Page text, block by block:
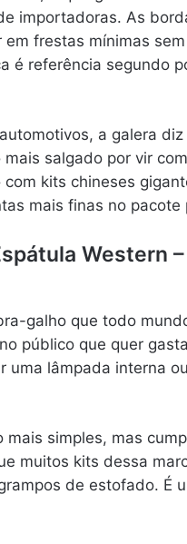
importadoras. As
frestas mínimas
é referência segundo
a galera
salgado por vir
kits chineses
mais finas no pacote
Western
galho que todo
público que quer
uma lâmpada interna
simples, mas
muitos kits dessa
de estofado. É